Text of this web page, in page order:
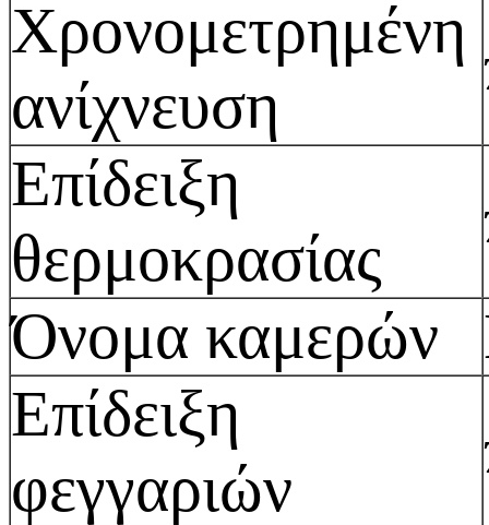
Χρονομετρημένη
ανίχνευση
Επίδειξη
θερμοκρασίας
Όνομα καμερών
Επίδειξη
φεγγαριών